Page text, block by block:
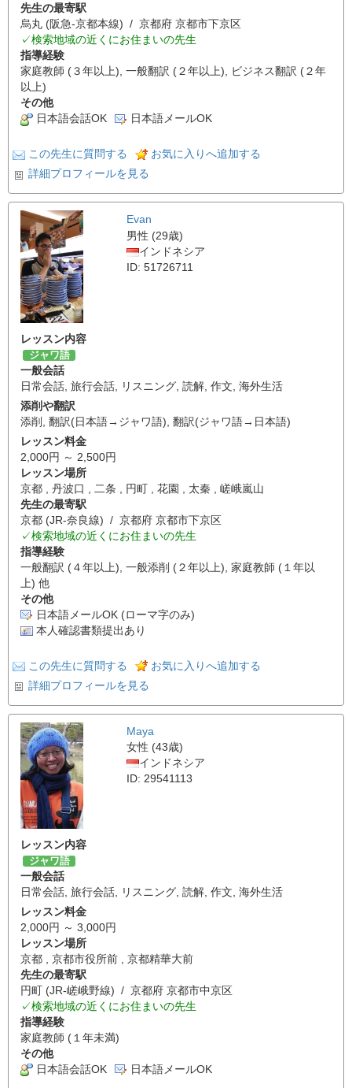
先生の最寄駅
烏丸 (阪急-京都本線) / 京都府 京都市下京区
✓検索地域の近くにお住まいの先生
指導経験
家庭教師 (３年以上), 一般翻訳 (２年以上), ビジネス翻訳 (２年
以上)
その他
日本語会話OK
日本語メールOK
この先生に質問する
お気に入りへ追加する
詳細プロフィールを見る
Evan
男性 (29歳)
インドネシア
ID: 51726711
レッスン内容
ジャワ語
一般会話
日常会話 旅行会話 リスニング 読解 作文 海外生活
添削や翻訳
添削
翻訳(日本語→ジャワ語) 翻訳(ジャワ語→日本語)
レッスン料金
2,000円 ～ 2,500円
レッスン場所
京都 , 丹波口 , 二条 , 円町 , 花園 , 太秦 , 嵯峨嵐山
先生の最寄駅
京都 (JR-奈良線) / 京都府 京都市下京区
✓検索地域の近くにお住まいの先生
指導経験
一般翻訳 (４年以上), 一般添削 (２年以上), 家庭教師 (１年以
上) 他
その他
日本語メールOK (ローマ字のみ)
本人確認書類提出あり
この先生に質問する
お気に入りへ追加する
詳細プロフィールを見る
Maya
女性 (43歳)
インドネシア
ID: 29541113
レッスン内容
ジャワ語
一般会話
日常会話 旅行会話 リスニング 読解 作文 海外生活
レッスン料金
2,000円 ～ 3,000円
レッスン場所
京都 , 京都市役所前 , 京都精華大前
先生の最寄駅
円町 (JR-嵯峨野線) / 京都府 京都市中京区
✓検索地域の近くにお住まいの先生
指導経験
家庭教師 (１年未満)
その他
日本語会話OK
日本語メールOK